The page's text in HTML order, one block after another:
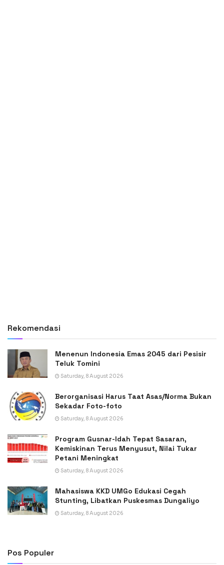
Rekomendasi
Menenun Indonesia Emas 2045 dari Pesisir
Teluk Tomini
Saturday, 8 August 2026
Berorganisasi Harus Taat Asas/Norma Bukan
Sekadar Foto-foto
Saturday, 8 August 2026
Program Gusnar-Idah Tepat Sasaran,
Kemiskinan Terus Menyusut, Nilai Tukar
Petani Meningkat
Saturday, 8 August 2026
Mahasiswa KKD UMGo Edukasi Cegah
Stunting, Libatkan Puskesmas Dungaliyo
Saturday, 8 August 2026
Pos Populer